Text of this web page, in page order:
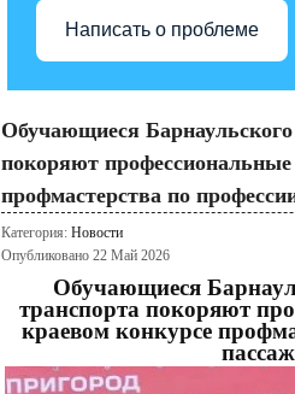
Написать о проблеме
Обучающиеся
покоряют
профмастерства по
Категория: Новости
Опубликовано 22 Май 2026
Обучающиеся
транспорта покоряют
краевом конкурсе